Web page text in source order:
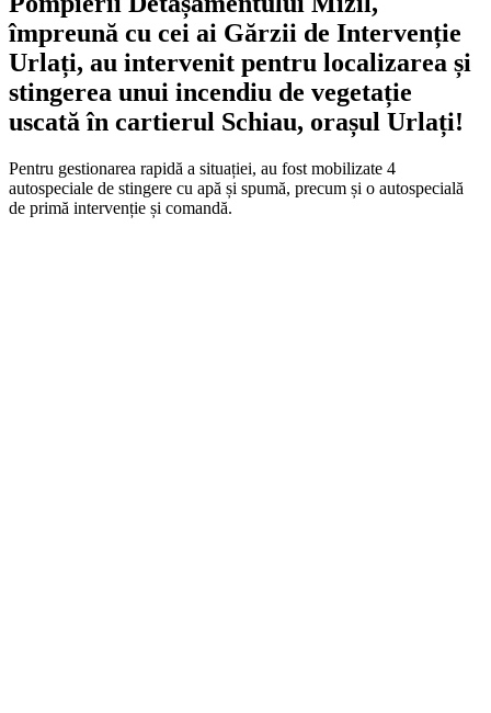
împreună cu cei ai Gărzii de Intervenție
Urlați, au intervenit pentru localizarea și
stingerea unui incendiu de vegetație
uscată în cartierul Schiau, orașul Urlați!
Pentru gestionarea rapidă a situației, au fost mobilizate 4
autospeciale de stingere cu apă și spumă, precum și o autospecială
de primă intervenție și comandă.